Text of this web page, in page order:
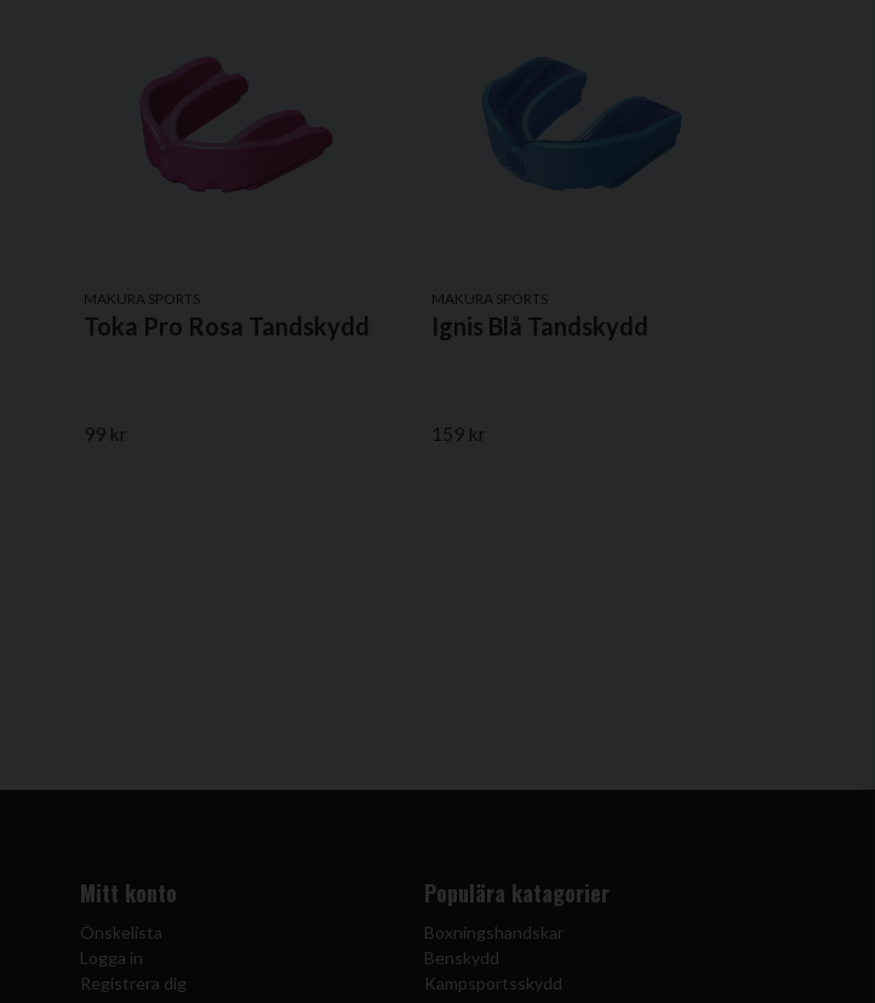
MAKURA SPORTS
Toka Pro Rosa Tandskydd
99 kr
MAKURA SPORTS
Ignis Blå Tandskydd
159 kr
Mitt konto
Önskelista
Logga in
Registrera dig
Populära katagorier
Boxningshandskar
Benskydd
Kampsportsskydd